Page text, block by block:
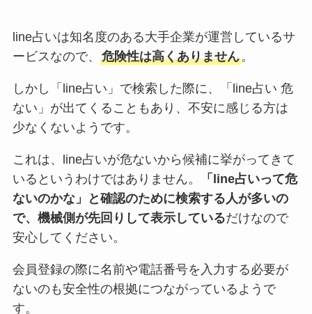
line占いは知名度のある大手企業が運営しているサ
ービスなので、 危険性は高くありません。
しかし「line占い」で検索した際に、「line占い 危
ない」が出てくることもあり、不安に感じる方は
少なくないようです。
これは、line占いが危ないから候補に挙がってきて
いるというわけではありません。
「line占いって危
ないのかな」と確認のために検索する人が多いの
で、機械側が先回りして表示しているだけなので
安心してください。
会員登録の際に名前や電話番号を入力する必要が
ないのも安全性の根拠につながっているようで
す。